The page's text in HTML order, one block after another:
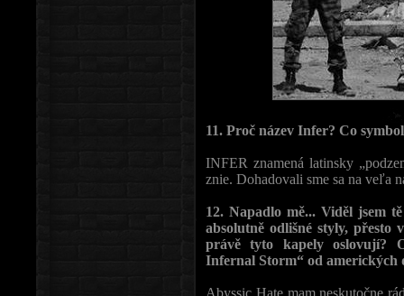
11. Proč název Infer? Co
INFER znamená latinsky
znie. Dohadovali sme sa na veľa
12. Napadlo mě... Viděl jsem
absolutně odlišné styly,
právě tyto kapely oslovují?
Infernal Storm“ od amerických
Abyssic Hate mam neskutočne